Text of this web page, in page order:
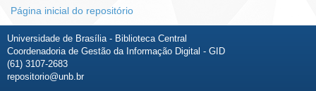
Página inicial do repositório
Universidade de Brasília - Biblioteca Central
Coordenadoria de Gestão da Informação Digital - GID
(61) 3107-2683
repositorio@unb.br